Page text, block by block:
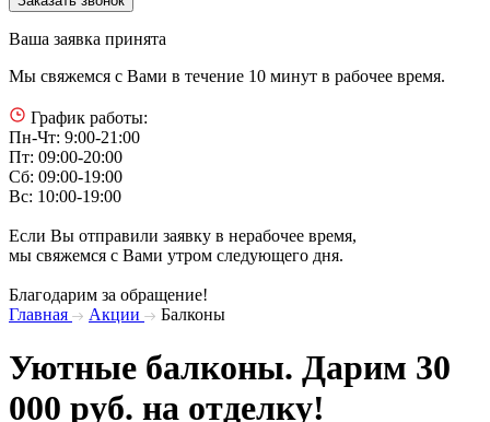
Ваша заявка принята
Мы свяжемся с Вами в течение 10 минут в рабочее время.
График работы:
Пн-Чт: 9:00-21:00
Пт: 09:00-20:00
Сб: 09:00-19:00
Вс: 10:00-19:00
Если Вы отправили заявку в нерабочее время,
мы свяжемся с Вами утром следующего дня.
Благодарим за обращение!
Главная
Акции Балконы
Уютные балконы. Дарим 30
000 руб. на отделку!